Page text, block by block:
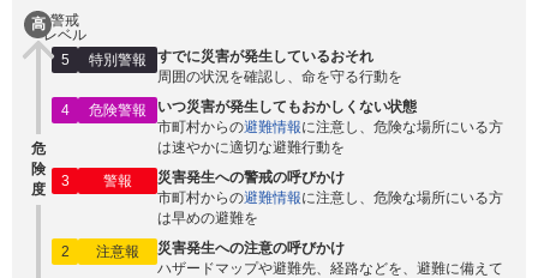
高
危
険
度
警戒
レベル
5
特別警報
すでに災害が発生しているおそれ
周囲の状況を確認し、命を守る行動を
4
危険警報
いつ災害が発生してもおかしくない状態
市町村からの避難情報に注意し、危険な場所にいる方
は速やかに適切な避難行動を
3
警報
災害発生への警戒の呼びかけ
市町村からの避難情報に注意し、危険な場所にいる方
は早めの避難を
2
注意報
災害発生への注意の呼びかけ
ハザードマップや避難先、経路などを、避難に備えて